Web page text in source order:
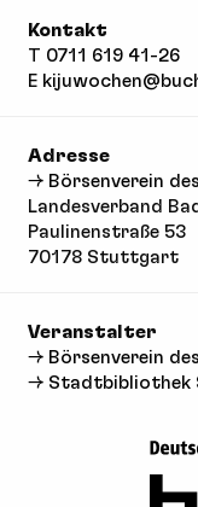
Kontakt
T 0711 619 41-26
E
Adresse
→ Börsenverein
Landesverband
Paulinenstraße 53
70178 Stuttgart
Veranstalter
→ Börsenverein
→